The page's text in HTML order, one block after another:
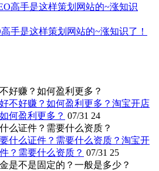
手是这样策划网站的~涨知识了！
好赚？如何盈利更多？
淘宝开店
何盈利更多？ 07/31 24
么证件？需要什么资质？
淘宝开
？需要什么资质？ 07/31 25
是不是固定的？一般是多少？